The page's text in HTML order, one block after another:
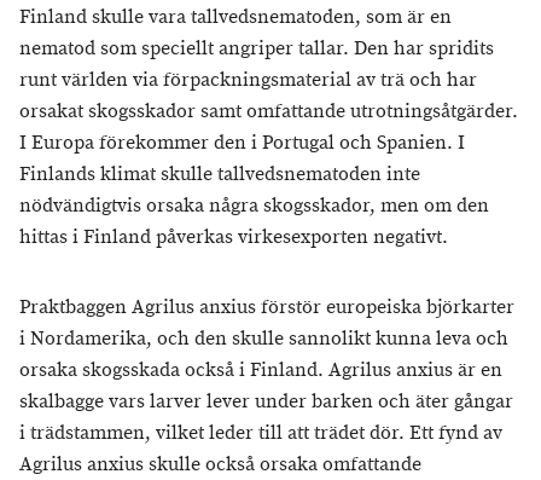
Finland skulle vara tallvedsnematoden, som är en
nematod som speciellt angriper tallar. Den har spridits
runt världen via förpackningsmaterial av trä och har
orsakat skogsskador samt omfattande utrotningsåtgärder.
I Europa förekommer den i Portugal och Spanien. I
Finlands klimat skulle tallvedsnematoden inte
nödvändigtvis orsaka några skogsskador, men om den
hittas i Finland påverkas virkesexporten negativt.
Praktbaggen Agrilus anxius förstör europeiska björkarter
i Nordamerika, och den skulle sannolikt kunna leva och
orsaka skogsskada också i Finland. Agrilus anxius är en
skalbagge vars larver lever under barken och äter gångar
i trädstammen, vilket leder till att trädet dör. Ett fynd av
Agrilus anxius skulle också orsaka omfattande